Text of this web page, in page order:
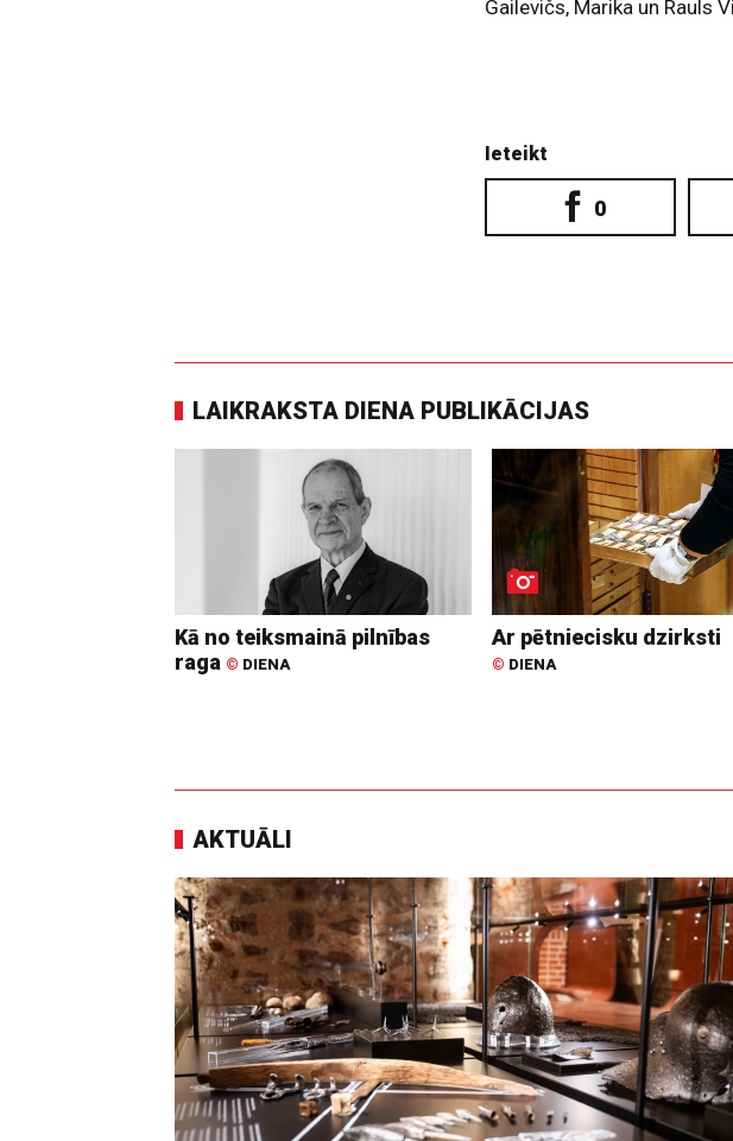
Gailevičs, Marika un Rauls
Ieteikt
0
LAIKRAKSTA DIENA PUBLIKĀCIJAS
Kā no teiksmainā pilnības
raga © DIENA
Ar pētniecisku dzirksti
© DIENA
AKTUĀLI